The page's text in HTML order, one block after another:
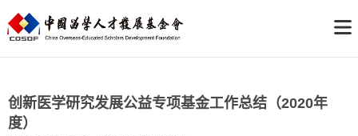
创新医学研究发展公益专项基金工作总结（2020年
度）